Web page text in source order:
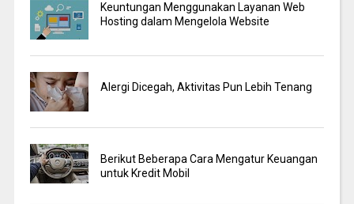
Keuntungan Menggunakan Layanan Web
Hosting dalam Mengelola Website
Alergi Dicegah, Aktivitas Pun Lebih Tenang
Berikut Beberapa Cara Mengatur Keuangan
untuk Kredit Mobil